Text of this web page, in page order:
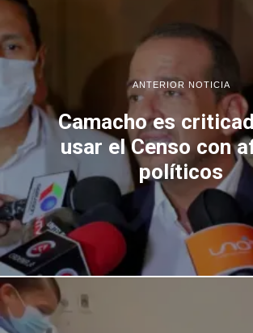
ANTERIOR NOTICIA
Camacho es
usar el Censo con
políticos